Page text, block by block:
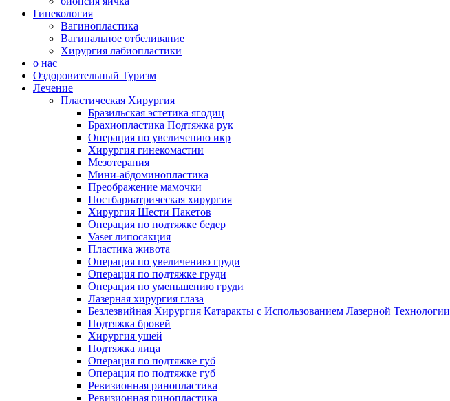
Гинекология
Вагинопластика
Вагинальное отбеливание
Хирургия лабиопластики
о нас
Оздоровительный Туризм
Лечение
Пластическая Хирургия
Бразильская эстетика ягодиц
Брахиопластика Подтяжка рук
Операция по увеличению икр
Хирургия гинекомастии
Мезотерапия
Мини-абдоминопластика
Преображение мамочки
Постбариатрическая хирургия
Хирургия Шести Пакетов
Операция по подтяжке бедер
Vaser липосакция
Пластика живота
Операция по увеличению груди
Операция по подтяжке груди
Операция по уменьшению груди
Лазерная хирургия глаза
Безлезвийная Хирургия Катаракты с Использованием Лазерной Технологии
Подтяжка бровей
Хирургия ушей
Подтяжка лица
Операция по подтяжке губ
Операция по подтяжке губ
Ревизионная ринопластика
Ревизионная ринопластика